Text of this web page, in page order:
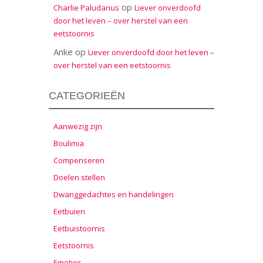
Charlie Paludanus op Liever onverdoofd
door het leven – over herstel van een
eetstoornis
Anke op Liever onverdoofd door het leven –
over herstel van een eetstoornis
CATEGORIEËN
Aanwezig zijn
Boulimia
Compenseren
Doelen stellen
Dwanggedachtes en handelingen
Eetbuien
Eetbuistoornis
Eetstoornis